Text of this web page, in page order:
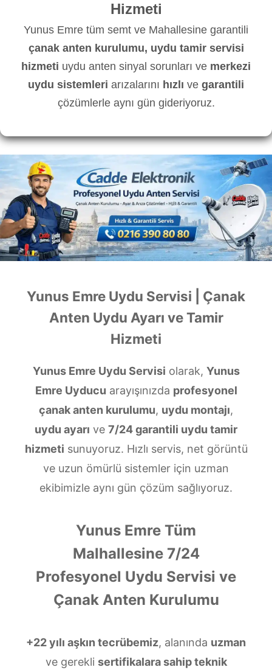
Hizmeti
Yunus Emre tüm semt ve Mahallesine garantili
çanak anten kurulumu, uydu tamir servisi
hizmeti uydu anten sinyal sorunları ve merkezi
uydu sistemleri arızalarını hızlı ve garantili
çözümlerle aynı gün gideriyoruz.
Yunus Emre Uydu Servisi | Çanak
Anten Uydu Ayarı ve Tamir
Hizmeti
Yunus Emre Uydu Servisi olarak, Yunus
Emre Uyducu arayışınızda profesyonel
çanak anten kurulumu, uydu montajı,
uydu ayarı ve 7/24 garantili uydu tamir
hizmeti sunuyoruz. Hızlı servis, net görüntü
ve uzun ömürlü sistemler için uzman
ekibimizle aynı gün çözüm sağlıyoruz.
Yunus Emre Tüm
Malhallesine 7/24
Profesyonel Uydu Servisi ve
Çanak Anten Kurulumu
+22 yılı aşkın tecrübemiz, alanında uzman
ve gerekli sertifikalara sahip teknik